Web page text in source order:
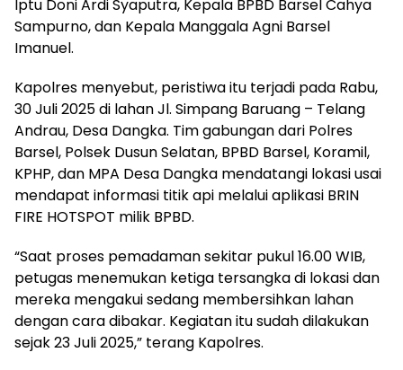
Iptu Doni Ardi Syaputra, Kepala BPBD Barsel Cahya
Sampurno, dan Kepala Manggala Agni Barsel
Imanuel.
Kapolres menyebut, peristiwa itu terjadi pada Rabu,
30 Juli 2025 di lahan Jl. Simpang Baruang – Telang
Andrau, Desa Dangka. Tim gabungan dari Polres
Barsel, Polsek Dusun Selatan, BPBD Barsel, Koramil,
KPHP, dan MPA Desa Dangka mendatangi lokasi usai
mendapat informasi titik api melalui aplikasi BRIN
FIRE HOTSPOT milik BPBD.
“Saat proses pemadaman sekitar pukul 16.00 WIB,
petugas menemukan ketiga tersangka di lokasi dan
mereka mengakui sedang membersihkan lahan
dengan cara dibakar. Kegiatan itu sudah dilakukan
sejak 23 Juli 2025,” terang Kapolres.